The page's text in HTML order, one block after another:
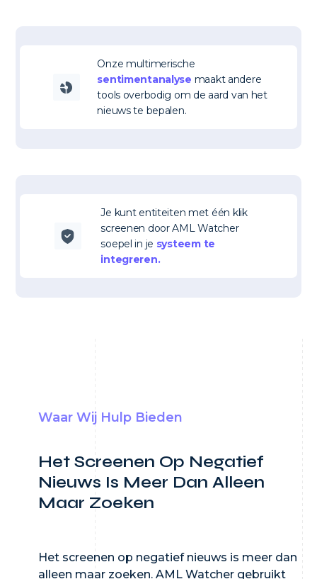
Onze multimerische
sentimentanalyse maakt andere
tools overbodig om de aard van het
nieuws te bepalen.
Je kunt entiteiten met één klik
screenen door AML Watcher
soepel in je systeem te
integreren.
Waar Wij Hulp Bieden
Het Screenen Op Negatief
Nieuws Is Meer Dan Alleen
Maar Zoeken
Het screenen op negatief nieuws is meer dan
alleen maar zoeken. AML Watcher gebruikt